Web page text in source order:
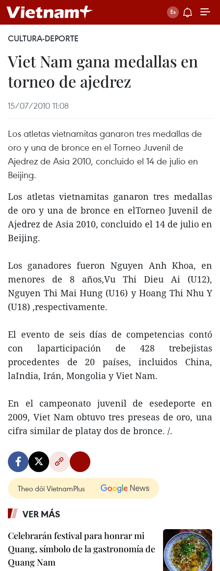
CULTURA-DEPORTE
Viet Nam gana medallas en
torneo de ajedrez
15/07/2010 11:08
Los atletas vietnamitas ganaron tres medallas de
oro y una de bronce en el Torneo Juvenil de
Ajedrez de Asia 2010, concluido el 14 de julio en
Beijing.
Los atletas vietnamitas ganaron tres medallas
de oro y una de bronce en elTorneo Juvenil de
Ajedrez de Asia 2010, concluido el 14 de julio en
Beijing.
Los ganadores fueron Nguyen Anh Khoa, en
menores de 8 años,Vu Thi Dieu Ai (U12),
Nguyen Thi Mai Hung (U16) y Hoang Thi Nhu Y
(U18) ,respectivamente.
El evento de seis días de competencias contó
con laparticipación de 428 trebejistas
procedentes de 20 países, incluidos China,
laIndia, Irán, Mongolia y Viet Nam.
En el campeonato juvenil de esedeporte en
2009, Viet Nam obtuvo tres preseas de oro, una
cifra similar de platay dos de bronce. /.
Theo dõi VietnamPlus
VER MÁS
Celebrarán festival para honrar mi
Quang, símbolo de la gastronomía de
Quang Nam